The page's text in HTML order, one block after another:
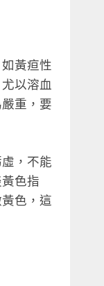
黃疸性
以溶血
重，要
，不能
色指
色，這